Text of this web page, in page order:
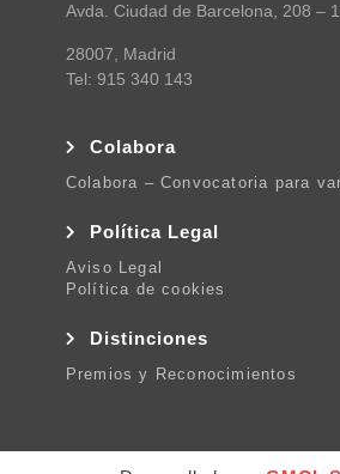
Avda. Ciudad de Barcelona, 208 –
28007, Madrid
Tel: 915 340 143
Colabora
Colabora – Convocatoria para
Política Legal
Aviso Legal
Política de cookies
Distinciones
Premios y Reconocimientos